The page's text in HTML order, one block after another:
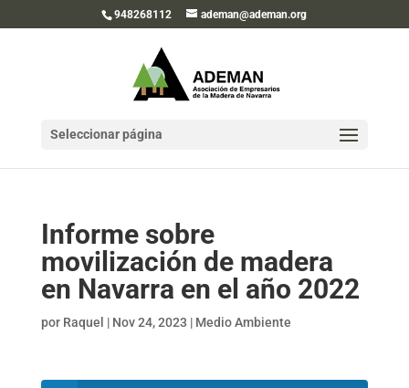
948268112 ademan@ademan.org
Seleccionar página
Informe sobre
movilización de madera
en Navarra en el año 2022
por Raquel | Nov 24, 2023 | Medio Ambiente